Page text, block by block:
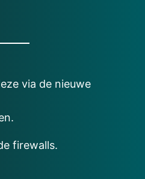
via de nieuwe
firewalls.